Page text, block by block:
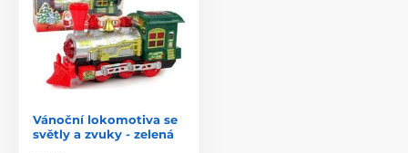
Vánoční lokomotiva se
světly a zvuky - zelená